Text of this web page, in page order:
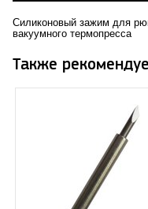
Силиконовый зажим для
вакуумного термопресса
Также